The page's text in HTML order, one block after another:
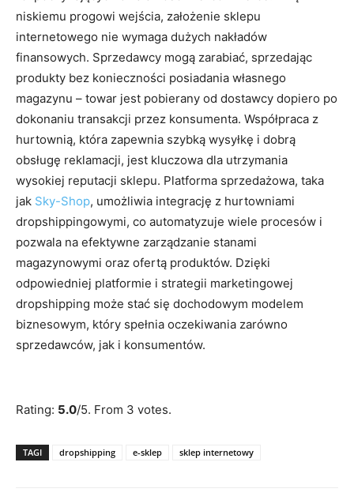
niskiemu progowi wejścia, założenie sklepu
internetowego nie wymaga dużych nakładów
finansowych. Sprzedawcy mogą zarabiać, sprzedając
produkty bez konieczności posiadania własnego
magazynu – towar jest pobierany od dostawcy dopiero po
dokonaniu transakcji przez konsumenta. Współpraca z
hurtownią, która zapewnia szybką wysyłkę i dobrą
obsługę reklamacji, jest kluczowa dla utrzymania
wysokiej reputacji sklepu. Platforma sprzedażowa, taka
jak Sky-Shop, umożliwia integrację z hurtowniami
dropshippingowymi, co automatyzuje wiele procesów i
pozwala na efektywne zarządzanie stanami
magazynowymi oraz ofertą produktów. Dzięki
odpowiedniej platformie i strategii marketingowej
dropshipping może stać się dochodowym modelem
biznesowym, który spełnia oczekiwania zarówno
sprzedawców, jak i konsumentów.
Rating: 5.0/5. From 3 votes.
TAGI dropshipping e-sklep sklep internetowy